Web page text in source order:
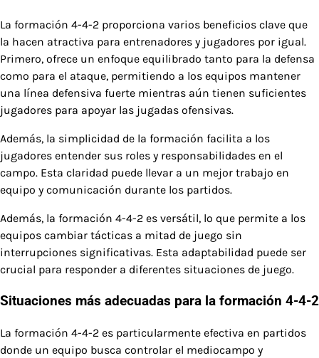
La formación 4-4-2 proporciona varios beneficios clave que
la hacen atractiva para entrenadores y jugadores por igual.
Primero, ofrece un enfoque equilibrado tanto para la defensa
como para el ataque, permitiendo a los equipos mantener
una línea defensiva fuerte mientras aún tienen suficientes
jugadores para apoyar las jugadas ofensivas.
Además, la simplicidad de la formación facilita a los
jugadores entender sus roles y responsabilidades en el
campo. Esta claridad puede llevar a un mejor trabajo en
equipo y comunicación durante los partidos.
Además, la formación 4-4-2 es versátil, lo que permite a los
equipos cambiar tácticas a mitad de juego sin
interrupciones significativas. Esta adaptabilidad puede ser
crucial para responder a diferentes situaciones de juego.
Situaciones más adecuadas para la formación 4-4-2
La formación 4-4-2 es particularmente efectiva en partidos
donde un equipo busca controlar el mediocampo y